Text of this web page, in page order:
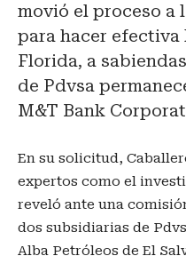
movió el proceso a
para hacer
Florida, a
de Pdvsa
M&T Bank
En su solicitud,
expertos como el
reveló ante una
dos subsidiarias de
Alba Petróleos de El